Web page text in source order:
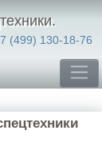
(499) 130-18-76